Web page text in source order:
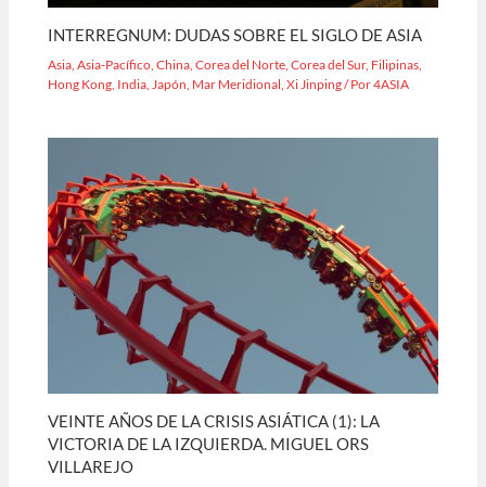
INTERREGNUM: DUDAS SOBRE EL SIGLO DE ASIA
Asia,Asia-Pacífico,China,Corea del Norte,Corea del Sur, Filipinas,
Hong Kong, India,Japón, Mar Meridional,Xi Jinping/ Por4ASIA
VEINTE AÑOS DE LA CRISIS ASIÁTICA (1): LA
VICTORIA DE LA IZQUIERDA. MIGUEL ORS
VILLAREJO